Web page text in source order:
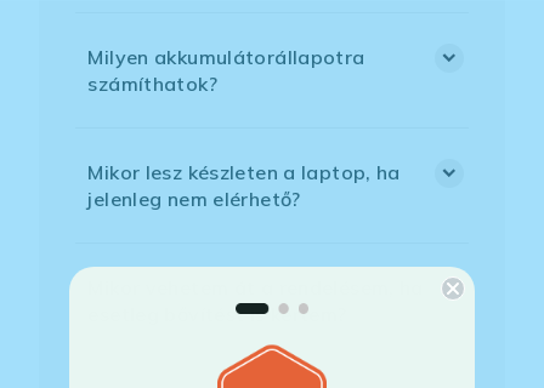
Milyen akkumulátorállapotra
számíthatok?
Mikor lesz készleten a laptop, ha
jelenleg nem elérhető?
esetleg bővítést is kértem?